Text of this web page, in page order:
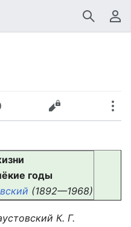
Найти Пользовательское меню
Ещё
годы
(1892—1968)
К. Г.